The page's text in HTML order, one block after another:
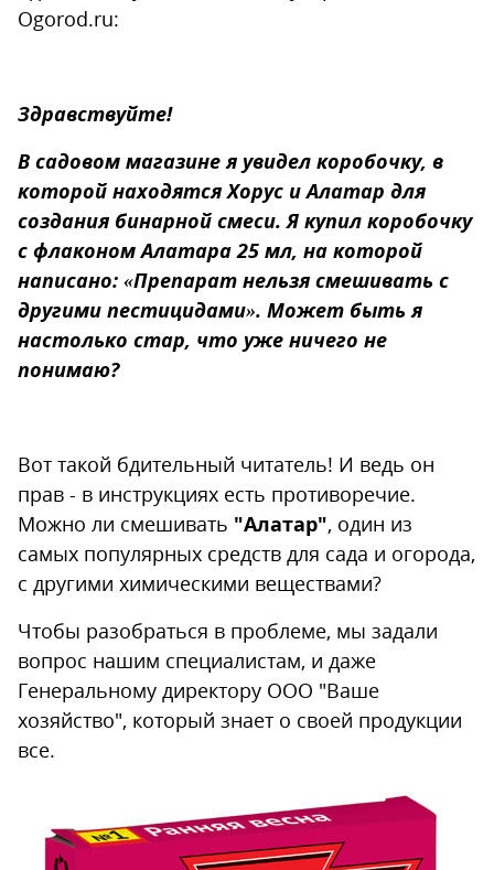
Ogorod.ru:
Здравствуйте!
В садовом магазине я увидел коробочку, в
которой находятся Хорус и Алатар для
создания бинарной смеси. Я купил коробочку
с флаконом Алатара 25 мл, на которой
написано: «Препарат нельзя смешивать с
другими пестицидами». Может быть я
настолько стар, что уже ничего не
понимаю?
Вот такой бдительный читатель! И ведь он
прав - в инструкциях есть противоречие.
Можно ли смешивать "Алатар", один из
самых популярных средств для сада и огорода,
с другими химическими веществами?
Чтобы разобраться в проблеме, мы задали
вопрос нашим специалистам, и даже
Генеральному директору ООО "Ваше
хозяйство", который знает о своей продукции
все.